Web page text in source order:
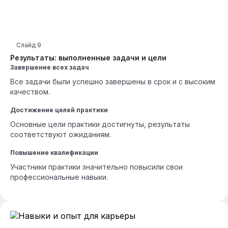
Результаты: выполненные задачи и цели
Слайд 9
Завершение всех задач
Все задачи были успешно завершены в срок и с высоким
качеством.
Достижение целей практики
Основные цели практики достигнуты, результаты
соответствуют ожиданиям.
Повышение квалификации
Участники практики значительно повысили свои
профессиональные навыки.